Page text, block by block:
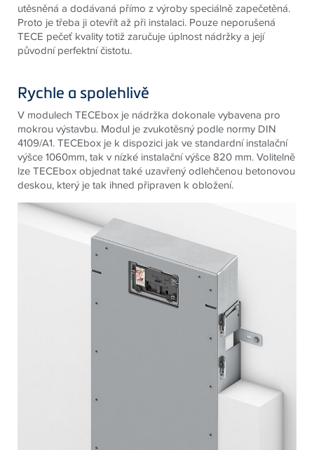
utěsněná a dodávaná přímo z výroby speciálně zapečetěná.
Proto je třeba ji otevřít až při instalaci. Pouze neporušená
TECE pečeť kvality totiž zaručuje úplnost nádržky a její
původní perfektní čistotu.
Rychle a spolehlivě
V modulech TECEbox je nádržka dokonale vybavena pro
mokrou výstavbu. Modul je zvukotěsný podle normy DIN
4109/A1. TECEbox je k dispozici jak ve standardní instalační
výšce 1060mm, tak v nízké instalační výšce 820 mm. Volitelně
lze TECEbox objednat také uzavřený odlehčenou betonovou
deskou, který je tak ihned připraven k obložení.